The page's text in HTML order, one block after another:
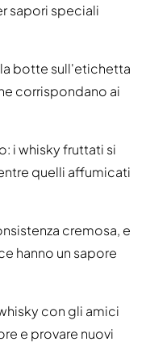
sapori speciali
botte sull'etichetta
corrispondano ai
i whisky fruttati si
quelli affumicati
cremosa, e
hanno un sapore
con gli amici
e provare nuovi